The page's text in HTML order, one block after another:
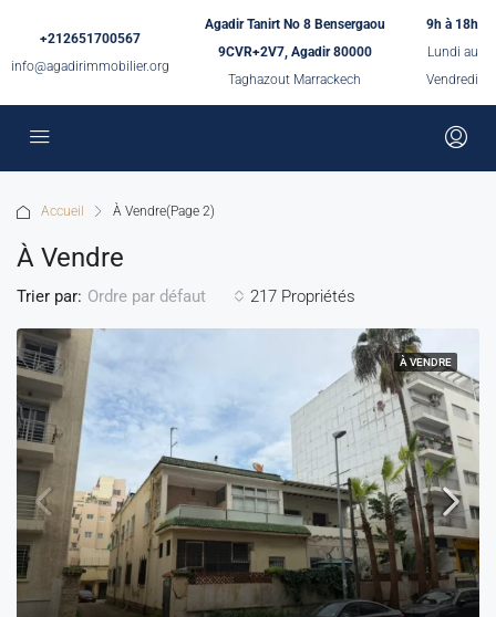
+212651700567
info@agadirimmobilier.org
Agadir Tanirt No 8 Bensergaou
9CVR+2V7, Agadir 80000
Taghazout Marrackech
9h à 18h
Lundi au
Vendredi
Accueil À Vendre(Page 2)
À Vendre
217 Propriétés
Trier par: Ordre par défaut
À VENDRE